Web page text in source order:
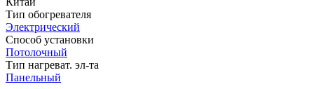
Тип обогревателя
Электрический
Способ установки
Потолочный
Тип нагреват. эл-та
Панельный